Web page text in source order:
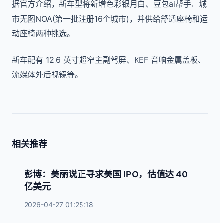
据官方介绍，新车型将新增色彩银月白、豆包ai帮手、城
市无图NOA(第一批注册16个城市)，并供给舒适座椅和运
动座椅两种挑选。
新车配有 12.6 英寸超窄主副驾屏、KEF 音响金属盖板、
流媒体外后视镜等。
相关推荐
彭博：美丽说正寻求美国 IPO，估值达 40
亿美元
2026-04-27 01:25:18